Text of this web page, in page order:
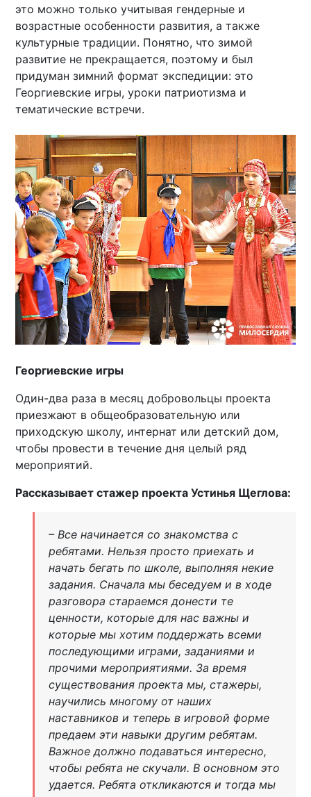
это можно только учитывая гендерные и
возрастные особенности развития, а также
культурные традиции. Понятно, что зимой
развитие не прекращается, поэтому и был
придуман зимний формат экспедиции: это
Георгиевские игры, уроки патриотизма и
тематические встречи.
Георгиевские игры
Один-два раза в месяц добровольцы проекта
приезжают в общеобразовательную или
приходскую школу, интернат или детский дом,
чтобы провести в течение дня целый ряд
мероприятий.
Рассказывает стажер проекта Устинья Щеглова:
– Все начинается со знакомства с
ребятами. Нельзя просто приехать и
начать бегать по школе, выполняя некие
задания. Сначала мы беседуем и в ходе
разговора стараемся донести те
ценности, которые для нас важны и
которые мы хотим поддержать всеми
последующими играми, заданиями и
прочими мероприятиями. За время
существования проекта мы, стажеры,
научились многому от наших
наставников и теперь в игровой форме
предаем эти навыки другим ребятам.
Важное должно подаваться интересно,
чтобы ребята не скучали. В основном это
удается. Ребята откликаются и тогда мы